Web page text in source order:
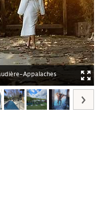
Appalaches